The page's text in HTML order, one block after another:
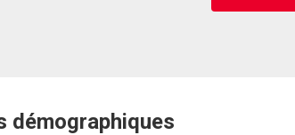
démographiques